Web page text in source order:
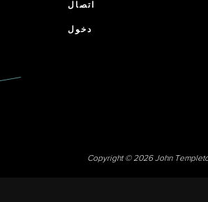
اتصال
دخول
Copyright © 2026 John